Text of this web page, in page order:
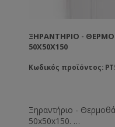
ΞΗΡΑΝΤΉΡΙΟ -
50Χ50Χ150
Κωδικός προϊόντος:
Ξηραντήριο -
50x50x150.